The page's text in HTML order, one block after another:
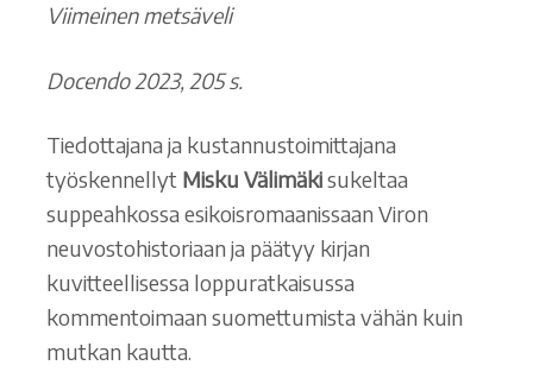
Viimeinen metsäveli
Docendo 2023, 205 s.
Tiedottajana ja kustannustoimittajana
työskennellyt Misku Välimäkisukeltaa
suppeahkossa esikoisromaanissaan Viron
neuvostohistoriaan ja päätyy kirjan
kuvitteellisessa loppuratkaisussa
kommentoimaan suomettumista vähän kuin
mutkan kautta.